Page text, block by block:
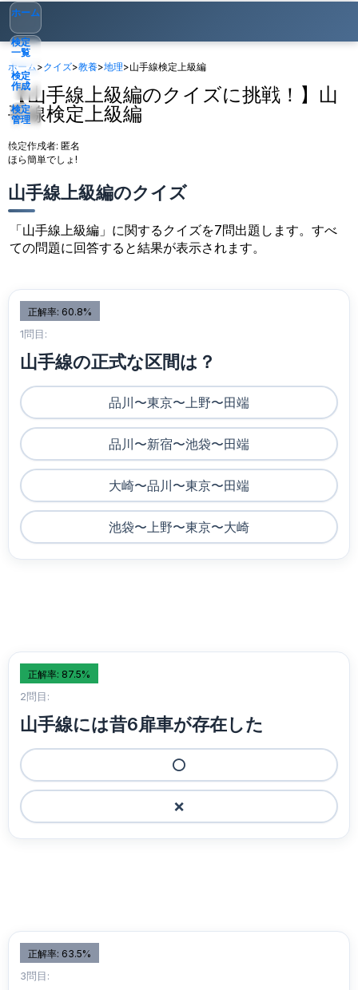
ホーム
検定
一覧
検定
作成
検定
管理
ゲスト▾
ホーム>クイズ>教養>地理>山手線検定上級編
【山手線上級編のクイズに挑戦！】山
手線検定上級編
検定作成者: 匿名
ほら簡単でしょ!
山手線上級編のクイズ
「山手線上級編」に関するクイズを7問出題します。すべ
ての問題に回答すると結果が表示されます。
正解率: 60.8%
1問目:
山手線の正式な区間は？
品川〜東京〜上野〜田端
品川〜新宿〜池袋〜田端
大崎〜品川〜東京〜田端
池袋〜上野〜東京〜大崎
正解率: 87.5%
2問目:
山手線には昔6扉車が存在した
⭕️
❌
正解率: 63.5%
3問目: